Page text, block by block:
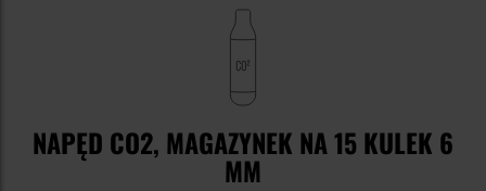
NAPĘD CO2, MAGAZYNEK NA 15 KULEK 6
MM